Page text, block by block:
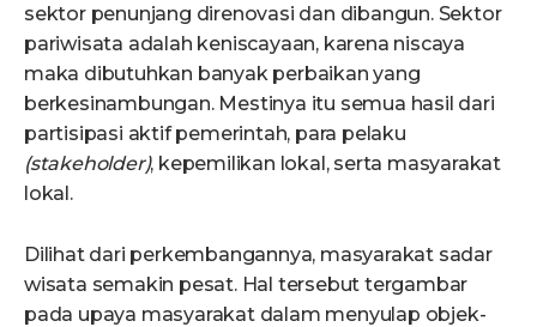
sektor penunjang direnovasi dan dibangun. Sektor
pariwisata adalah keniscayaan, karena niscaya
maka dibutuhkan banyak perbaikan yang
berkesinambungan. Mestinya itu semua hasil dari
partisipasi aktif pemerintah, para pelaku
(stakeholder), kepemilikan lokal, serta masyarakat
lokal.
Dilihat dari perkembangannya, masyarakat sadar
wisata semakin pesat. Hal tersebut tergambar
pada upaya masyarakat dalam menyulap objek-